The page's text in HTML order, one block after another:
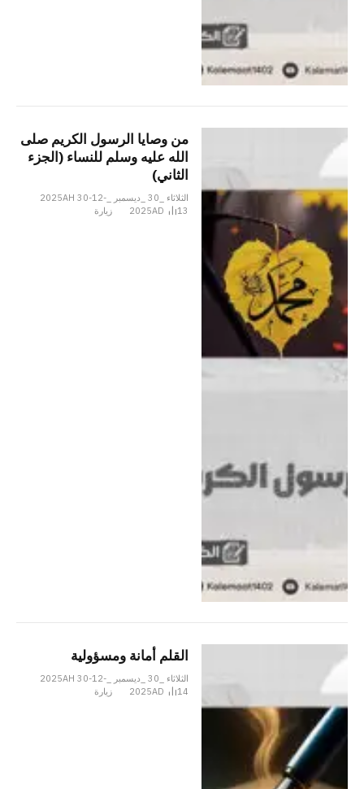
من وصايا الرسول الكريم صلى
الله عليه وسلم للنساء (الجزء
الثاني)
الثلاثاء _30 _ديسمبر _2025AH 30-12-
2025AD
13 زيارة
القلم أمانة ومسؤولية
الثلاثاء _30 _ديسمبر _2025AH 30-12-
2025AD
14 زيارة